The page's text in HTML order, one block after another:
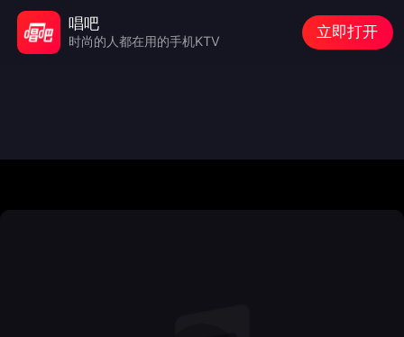
唱吧
时尚的人都在用的手机KTV
立即打开